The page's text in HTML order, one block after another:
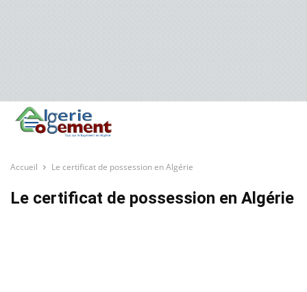
Accueil Le certificat de possession en Algérie
Le certificat de possession en Algérie